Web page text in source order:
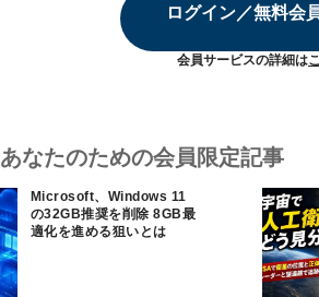
ログイン／無料会
会員サービスの詳細は
なたのための会員限定記事
Microsoft、Windows 11
の32GB推奨を削除 8GB最
適化を進める狙いとは